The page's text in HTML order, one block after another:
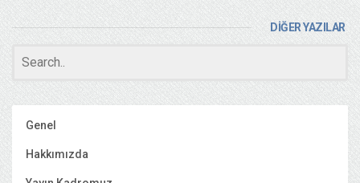
DİĞER YAZILAR
Genel
Hakkımızda